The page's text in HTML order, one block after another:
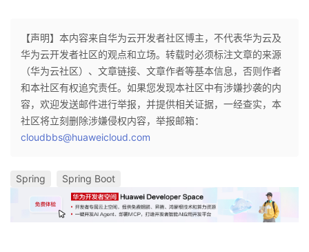
【声明】本内容来自华为云开发者社区博主，不代表华为云及
华为云开发者社区的观点和立场。转载时必须标注文章的来源
（华为云社区）、文章链接、文章作者等基本信息，否则作者
和本社区有权追究责任。如果您发现本社区中有涉嫌抄袭的内
容，欢迎发送邮件进行举报，并提供相关证据，一经查实，本
社区将立刻删除涉嫌侵权内容，举报邮箱：
cloudbbs@huaweicloud.com
Spring Spring Boot